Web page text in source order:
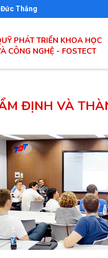
Thắng
PHÁT TRIỂN KHOA HỌC
CÔNG NGHỆ - FOSTECT
ĐỊNH VÀ